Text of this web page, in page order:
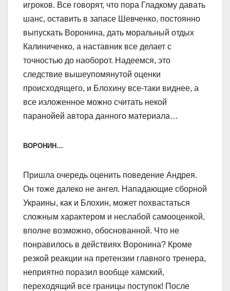
игроков. Все говорят, что пора Гладкому давать
шанс, оставить в запасе Шевченко, постоянно
выпускать Воронина, дать моральный отдых
Калиниченко, а наставник все делает с
точностью до наоборот. Надеемся, это
следствие вышеупомянутой оценки
происходящего, и Блохину все-таки виднее, а
все изложенное можно считать некой
паранойей автора данного материала…
ВОРОНИН…
Пришла очередь оценить поведение Андрея.
Он тоже далеко не ангел. Нападающие сборной
Украины, как и Блохин, может похвастаться
сложным характером и неслабой самооценкой,
вполне возможно, обоснованной. Что не
понравилось в действиях Воронина? Кроме
резкой реакции на претензии главного тренера,
неприятно поразил вообще хамский,
переходящий все границы поступок! После